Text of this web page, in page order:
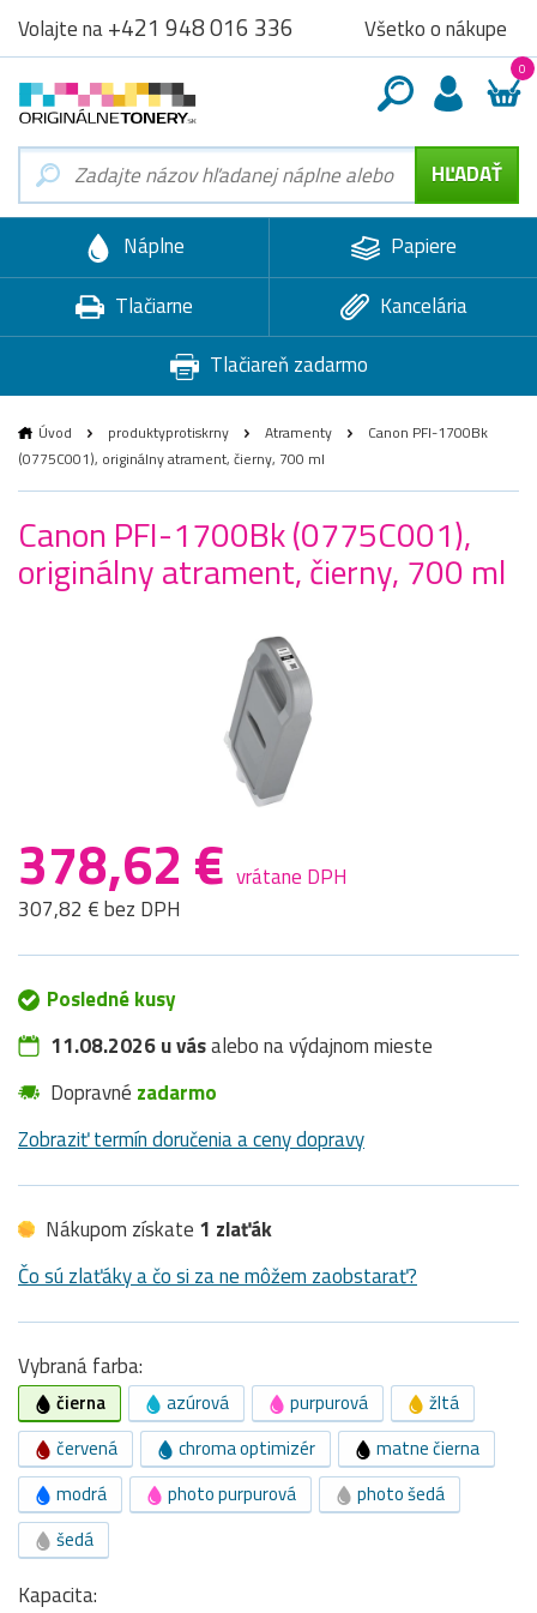
Volajte na+421 948 016 336 Všetko o nákupe
0
Náplne
Papiere
Tlačiarne
Kancelária
Tlačiareň zadarmo
Úvod produktyprotiskrny Atramenty
Canon PFI-1700Bk
(0775C001), originálny atrament, čierny, 700 ml
Canon PFI-1700Bk (0775C001),
originálny atrament, čierny, 700 ml
378,62 € vrátane DPH
307,82 € bez DPH
Posledné kusy
11.08.2026 u vásalebo na výdajnom mieste
Dopravné zadarmo
Zobraziť termín doručenia a ceny dopravy
Nákupom získate 1 zlaťák
Čo sú zlaťáky a čo si za ne môžem zaobstarať?
Vybraná farba:
čierna azúrová purpurová
žltá
červená
chroma optimizér
matne čierna
modrá
photo purpurová
photo šedá
šedá
Kapacita: